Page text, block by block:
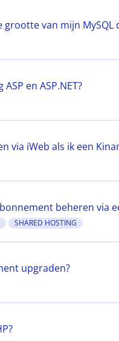
van mijn MySQL
en ASP.NET?
via iWeb als ik een
beheren via
SHARED HOSTING
upgraden?